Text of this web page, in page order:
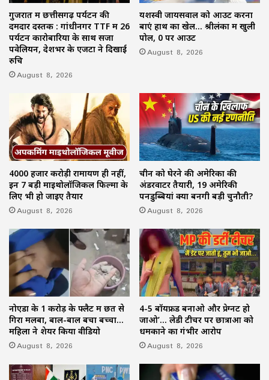
गुजरात में छत्तीसगढ़ पर्यटन की
दमदार दस्तक : गांधीनगर TTF में 26
पर्यटन कारोबारियों के साथ सजा
पवेलियन, देशभर के एजेंटों ने दिखाई
रुचि
August 8, 2026
यशस्वी जायसवाल को आउट करना
बाएं हाथ का खेल… श्रीलंका में खुली
पोल, 0 पर आउट
August 8, 2026
4000 हजार करोड़ी रामायण ही नहीं,
इन 7 बड़ी माइथोलॉजिकल फिल्मों के
लिए भी हो जाइए तैयार
August 8, 2026
चीन को घेरने की अमेरिका की
अंडरवाटर तैयारी, 19 अमेरिकी
पनडुब्बियां क्यों बनेंगी बड़ी चुनौती?
August 8, 2026
नोएडा के 1 करोड़ के फ्लैट में छत से
गिरा मलबा, बाल-बाल बचा बच्चा…
महिला ने शेयर किया वीडियो
August 8, 2026
4-5 बॉयफ्रेंड बनाओ और प्रेग्नेंट हो
जाओ’… लेडी टीचर पर छात्राओं को
धमकाने का गंभीर आरोप
August 8, 2026